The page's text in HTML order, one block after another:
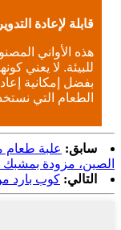
قابلة لإعادة التدوير
هذه الأواني
للبيئة. لا يعني
بفضل إمكانية
الطعام التي
سابق: علبة طعام
الصين، مزودة بمشبك
التالي: كوب بارد من